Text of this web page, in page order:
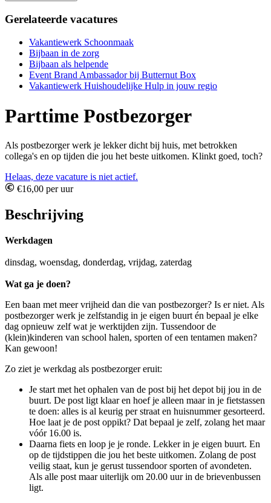
Gerelateerde vacatures
Vakantiewerk Schoonmaak
Bijbaan in de zorg
Bijbaan als helpende
Event Brand Ambassador bij Butternut Box
Vakantiewerk Huishoudelijke Hulp in jouw regio
Parttime Postbezorger
Als postbezorger werk je lekker dicht bij huis, met betrokken
collega's en op tijden die jou het beste uitkomen. Klinkt goed, toch?
Helaas, deze vacature is niet actief.
€16,00 per uur
Beschrijving
Werkdagen
dinsdag, woensdag, donderdag, vrijdag, zaterdag
Wat ga je doen?
Een baan met meer vrijheid dan die van postbezorger? Is er niet. Als
postbezorger werk je zelfstandig in je eigen buurt én bepaal je elke
dag opnieuw zelf wat je werktijden zijn. Tussendoor de
(klein)kinderen van school halen, sporten of een tentamen maken?
Kan gewoon!
Zo ziet je werkdag als postbezorger eruit:
Je start met het ophalen van de post bij het depot bij jou in de
buurt. De post ligt klaar en hoef je alleen maar in je fietstassen
te doen: alles is al keurig per straat en huisnummer gesorteerd.
Hoe laat je de post oppikt? Dat bepaal je zelf, zolang het maar
vóór 16.00 is.
Daarna fiets en loop je je ronde. Lekker in je eigen buurt. En
op de tijdstippen die jou het beste uitkomen. Zolang de post
veilig staat, kun je gerust tussendoor sporten of avondeten.
Als alle post maar uiterlijk om 20.00 uur in de brievenbussen
ligt.